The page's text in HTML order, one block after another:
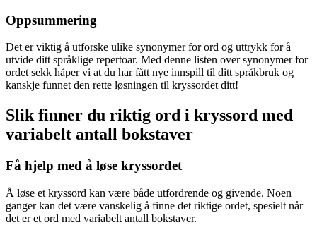
Oppsummering
Det er viktig å utforske ulike synonymer for ord og uttrykk for å
utvide ditt språklige repertoar. Med denne listen over synonymer for
ordet sekk håper vi at du har fått nye innspill til ditt språkbruk og
kanskje funnet den rette løsningen til kryssordet ditt!
Slik finner du riktig ord i kryssord med
variabelt antall bokstaver
Få hjelp med å løse kryssordet
Å løse et kryssord kan være både utfordrende og givende. Noen
ganger kan det være vanskelig å finne det riktige ordet, spesielt når
det er et ord med variabelt antall bokstaver.